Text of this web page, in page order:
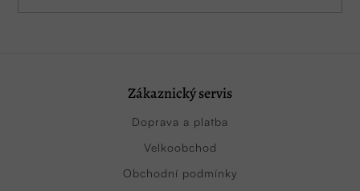
Zákaznický servis
Doprava a platba
Velkoobchod
Obchodní podmínky